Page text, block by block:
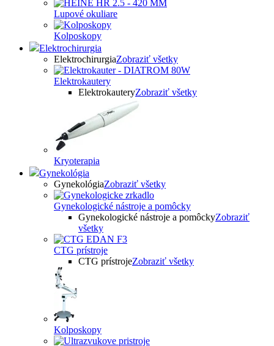
Lupové okuliare
Kolposkopy
Elektrochirurgia
ElektrochirurgiaZobraziť všetky
Elektrokautery
ElektrokauteryZobraziť všetky
Kryoterapia
Gynekológia
GynekológiaZobraziť všetky
Gynekologické nástroje a pomôcky
Gynekologické nástroje a pomôckyZobraziť
všetky
CTG prístroje
CTG prístrojeZobraziť všetky
Kolposkopy